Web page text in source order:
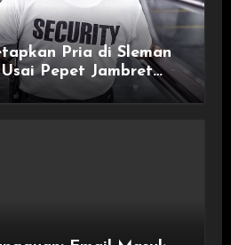
Pria di Sleman
Pepet Jambret